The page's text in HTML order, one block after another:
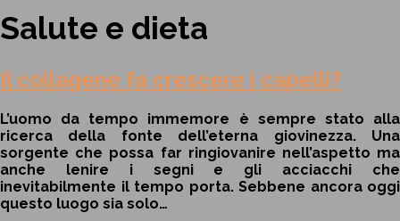
Salute e dieta
Il collagene fa crescere i capelli?
L’uomo da tempo immemore è sempre stato alla
ricerca della fonte dell’eterna giovinezza. Una
sorgente che possa far ringiovanire nell’aspetto ma
anche lenire i segni e gli acciacchi che
inevitabilmente il tempo porta. Sebbene ancora oggi
questo luogo sia solo…